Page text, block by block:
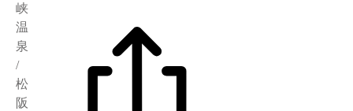
峡
温
泉
/
松
阪